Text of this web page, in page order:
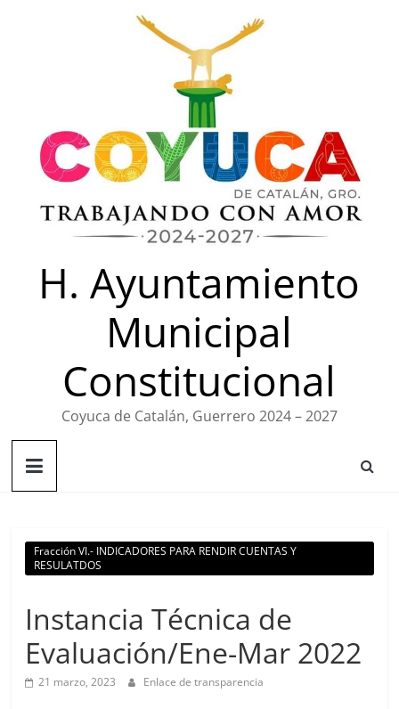
H. Ayuntamiento
Municipal
Constitucional
Coyuca de Catalán, Guerrero 2024 – 2027
Fracción VI.- INDICADORES PARA RENDIR CUENTAS Y
RESULATDOS
Instancia Técnica de
Evaluación/Ene-Mar 2022
21 marzo, 2023 Enlace de transparencia